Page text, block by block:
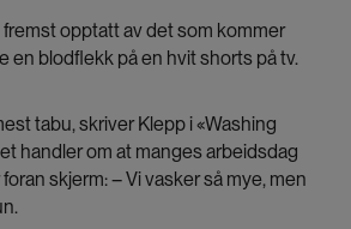
fremst opptatt av det som kommer
en blodflekk på en hvit shorts på tv.
tabu, skriver Klepp i «Washing
handler om at manges arbeidsdag
skjerm: – Vi vasker så mye, men